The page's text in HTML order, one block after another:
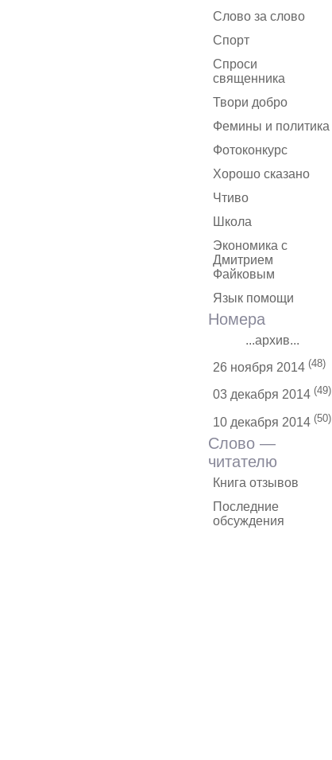
Слово за слово
Спорт
Спроси
священника
Твори добро
Фемины и политика
Фотоконкурс
Хорошо сказано
Чтиво
Школа
Экономика с
Дмитрием
Файковым
Язык помощи
Номера
...архив...
26 ноября 2014 (48)
03 декабря 2014 (49)
10 декабря 2014 (50)
Слово —
читателю
Книга отзывов
Последние
обсуждения